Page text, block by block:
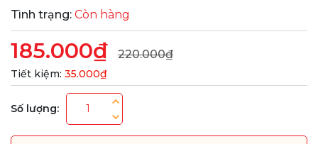
Tình trạng: Còn hàng
185.000₫ 220.000₫
Tiết kiệm: 35.000₫
Số lượng: